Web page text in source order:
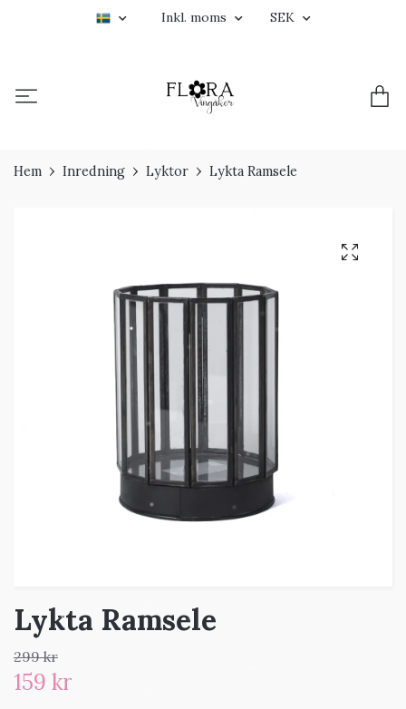
Inkl. moms SEK
Hem Inredning Lyktor Lykta Ramsele
Lykta Ramsele
299 kr
159 kr